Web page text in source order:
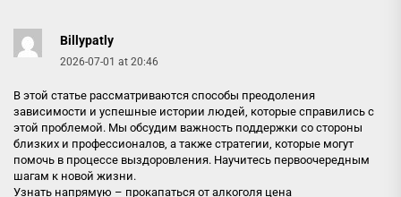
Billypatly
2026-07-01 at 20:46
В этой статье рассматриваются способы преодоления
зависимости и успешные истории людей, которые справились с
этой проблемой. Мы обсудим важность поддержки со стороны
близких и профессионалов, а также стратегии, которые могут
помочь в процессе выздоровления. Научитесь первоочередным
шагам к новой жизни.
Узнать напрямую – прокапаться от алкоголя цена